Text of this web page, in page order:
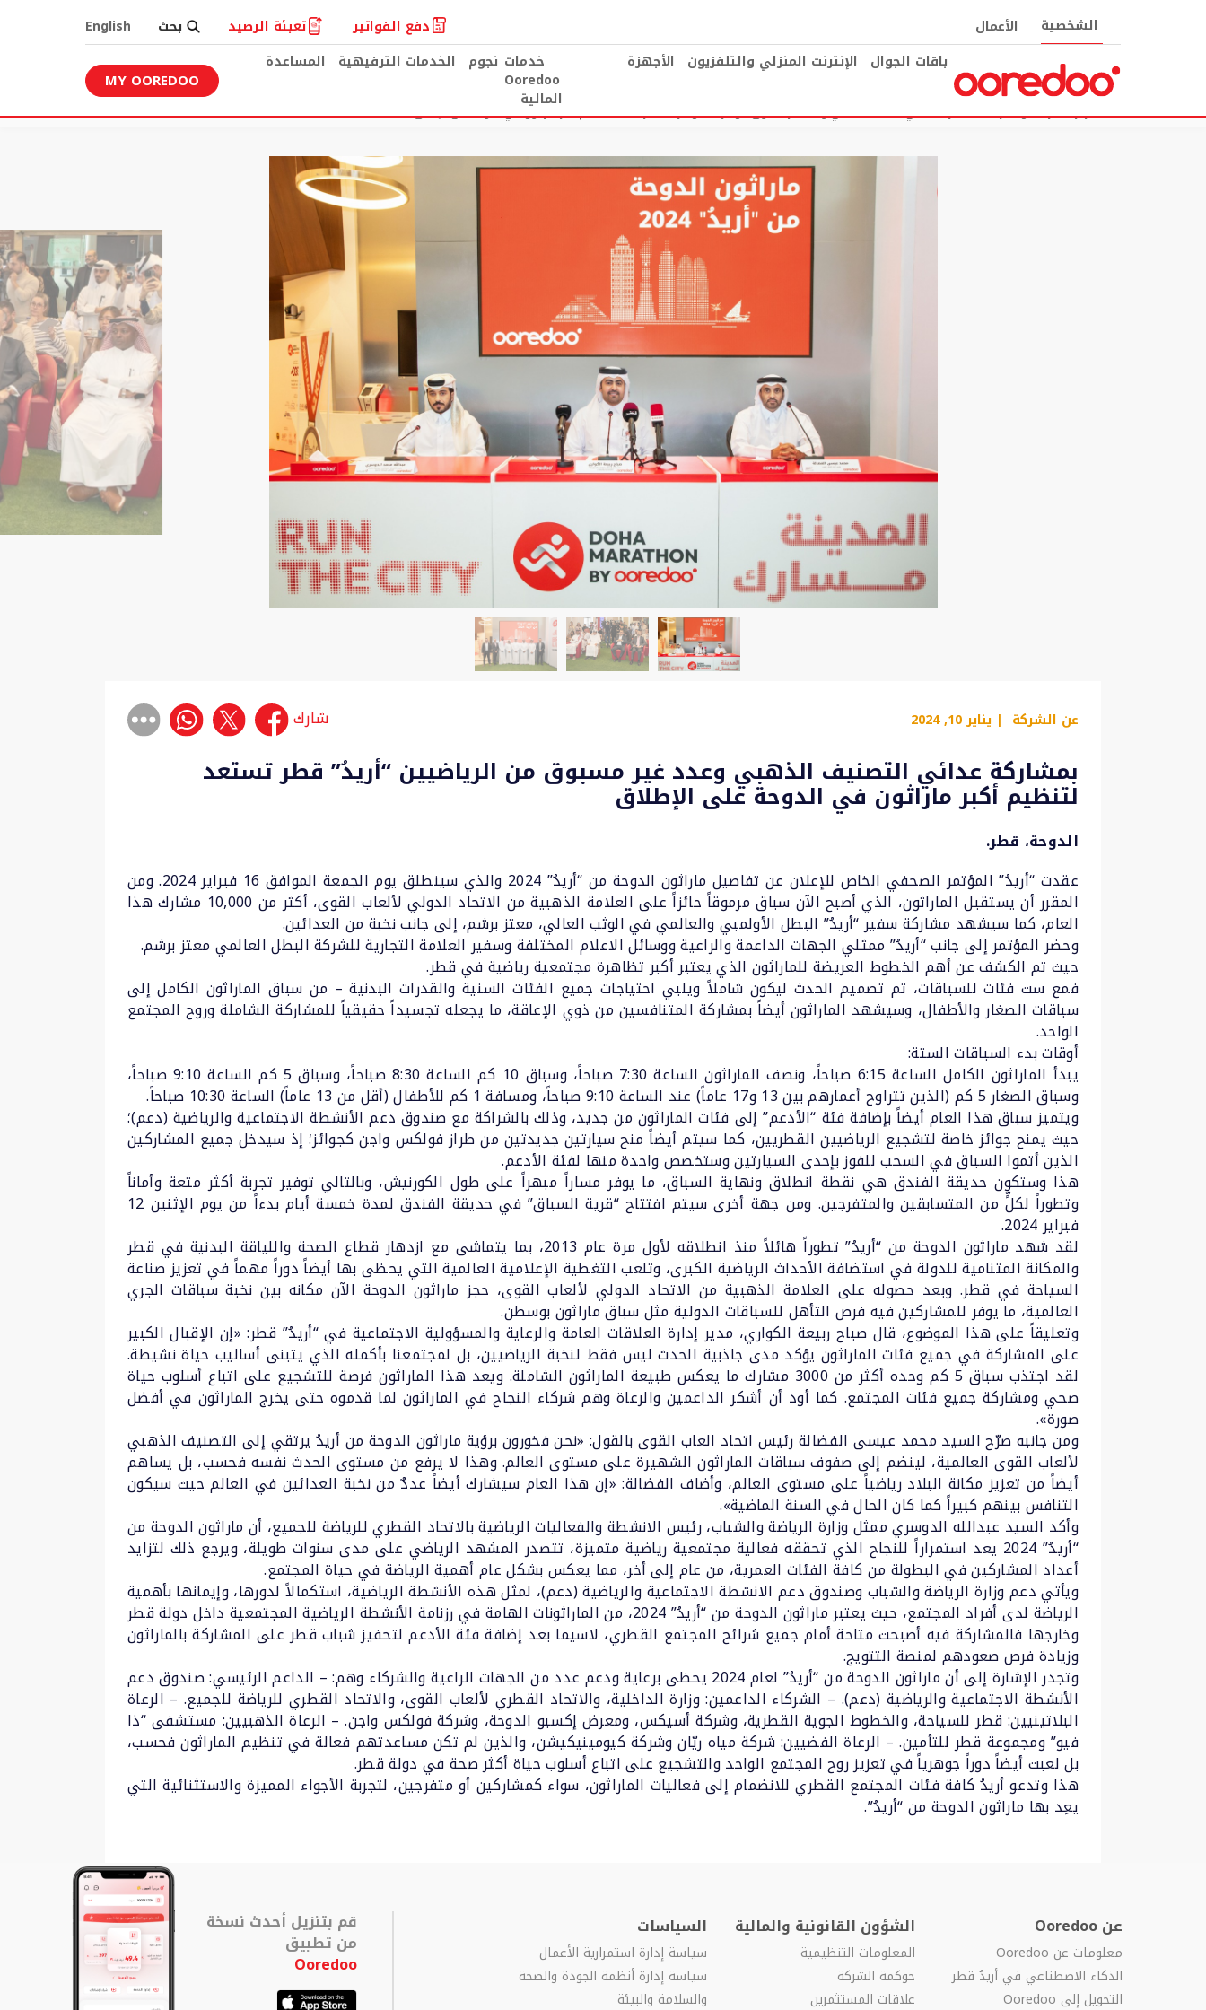
الشخصية الأعمال دفع الفواتير تعبئة الرصيد بحث
English
باقات الجوال
الإنترنت المنزلي والتلفزيون الأجهزة خدمات
Ooredoo
المالية
نجوم الخدمات الترفيهية المساعدة
MY OOREDOO
مركز الأخبار عن الشركة بمشاركة عدائي التصنيف الذهبي وعدد غير مسبوق من الرياضيين “أريدُ” قطر تستعد لتنظيم أكبر ماراثون في الدوحة على الإطلاق
عن الشركة | يناير 10, 2024 شارك
بمشاركة عدائي التصنيف الذهبي وعدد غير مسبوق من الرياضيين “أريدُ” قطر تستعد
لتنظيم أكبر ماراثون في الدوحة على الإطلاق
الدوحة، قطر.
عقدت “أريدُ” المؤتمر الصحفي الخاص للإعلان عن تفاصيل ماراثون الدوحة من “أريدُ” 2024 والذي سينطلق يوم الجمعة الموافق 16 فبراير 2024. ومن
المقرر أن يستقبل الماراثون، الذي أصبح الآن سباق مرموقاً حائزاً على العلامة الذهبية من الاتحاد الدولي لألعاب القوى، أكثر من 10,000 مشارك هذا
العام، كما سيشهد مشاركة سفير “أريدُ” البطل الأولمبي والعالمي في الوثب العالي، معتز برشم، إلى جانب نخبة من العدائين.
وحضر المؤتمر إلى جانب “أريدُ” ممثلي الجهات الداعمة والراعية ووسائل الاعلام المختلفة وسفير العلامة التجارية للشركة البطل العالمي معتز برشم.
حيث تم الكشف عن أهم الخطوط العريضة للماراثون الذي يعتبر أكبر تظاهرة مجتمعية رياضية في قطر.
فمع ست فئات للسباقات، تم تصميم الحدث ليكون شاملاً ويلبي احتياجات جميع الفئات السنية والقدرات البدنية – من سباق الماراثون الكامل إلى
سباقات الصغار والأطفال، وسيشهد الماراثون أيضاً بمشاركة المتنافسين من ذوي الإعاقة، ما يجعله تجسيداً حقيقياً للمشاركة الشاملة وروح المجتمع
الواحد.
أوقات بدء السباقات الستة:
يبدأ الماراثون الكامل الساعة 6:15 صباحاً، ونصف الماراثون الساعة 7:30 صباحاً، وسباق 10 كم الساعة 8:30 صباحاً، وسباق 5 كم الساعة 9:10 صباحاً،
وسباق الصغار 5 كم (الذين تتراوح أعمارهم بين 13 و17 عاماً) عند الساعة 9:10 صباحاً، ومسافة 1 كم للأطفال (أقل من 13 عاماً) الساعة 10:30 صباحاً.
ويتميز سباق هذا العام أيضاً بإضافة فئة “الأدعم” إلى فئات الماراثون من جديد، وذلك بالشراكة مع صندوق دعم الأنشطة الاجتماعية والرياضية (دعم)؛
حيث يمنح جوائز خاصة لتشجيع الرياضيين القطريين، كما سيتم أيضاً منح سيارتين جديدتين من طراز فولكس واجن كجوائز؛ إذ سيدخل جميع المشاركين
الذين أتموا السباق في السحب للفوز بإحدى السيارتين وستخصص واحدة منها لفئة الأدعم.
هذا وستكون حديقة الفندق هي نقطة انطلاق ونهاية السباق، ما يوفر مساراً مبهراً على طول الكورنيش، وبالتالي توفير تجربة أكثر متعة وأماناً
وتطوراً لكلٍّ من المتسابقين والمتفرجين. ومن جهة أخرى سيتم افتتاح “قرية السباق” في حديقة الفندق لمدة خمسة أيام بدءاً من يوم الإثنين 12
فبراير 2024.
لقد شهد ماراثون الدوحة من “أريدُ” تطوراً هائلاً منذ انطلاقه لأول مرة عام 2013، بما يتماشى مع ازدهار قطاع الصحة واللياقة البدنية في قطر
والمكانة المتنامية للدولة في استضافة الأحداث الرياضية الكبرى، وتلعب التغطية الإعلامية العالمية التي يحظى بها أيضاً دوراً مهماً في تعزيز صناعة
السياحة في قطر. وبعد حصوله على العلامة الذهبية من الاتحاد الدولي لألعاب القوى، حجز ماراثون الدوحة الآن مكانه بين نخبة سباقات الجري
العالمية، ما يوفر للمشاركين فيه فرص التأهل للسباقات الدولية مثل سباق ماراثون بوسطن.
وتعليقاً على هذا الموضوع، قال صباح ربيعة الكواري، مدير إدارة العلاقات العامة والرعاية والمسؤولية الاجتماعية في “أريدُ” قطر: «إن الإقبال الكبير
على المشاركة في جميع فئات الماراثون يؤكد مدى جاذبية الحدث ليس فقط لنخبة الرياضيين، بل لمجتمعنا بأكمله الذي يتبنى أساليب حياة نشيطة.
لقد اجتذب سباق 5 كم وحده أكثر من 3000 مشارك ما يعكس طبيعة الماراثون الشاملة. ويعد هذا الماراثون فرصة للتشجيع على اتباع أسلوب حياة
صحي ومشاركة جميع فئات المجتمع. كما أود أن أشكر الداعمين والرعاة وهم شركاء النجاح في الماراثون لما قدموه حتى يخرج الماراثون في أفضل
صورة».
ومن جانبه صرّح السيد محمد عيسى الفضالة رئيس اتحاد العاب القوى بالقول: «نحن فخورون برؤية ماراثون الدوحة من أريدُ يرتقي إلى التصنيف الذهبي
لألعاب القوى العالمية، لينضم إلى صفوف سباقات الماراثون الشهيرة على مستوى العالم. وهذا لا يرفع من مستوى الحدث نفسه فحسب، بل يساهم
أيضاً من تعزيز مكانة البلاد رياضياً على مستوى العالم، وأضاف الفضالة: «إن هذا العام سيشارك أيضاً عددٌ من نخبة العدائين في العالم حيث سيكون
التنافس بينهم كبيراً كما كان الحال في السنة الماضية».
وأكد السيد عبدالله الدوسري ممثل وزارة الرياضة والشباب، رئيس الانشطة والفعاليات الرياضية بالاتحاد القطري للرياضة للجميع، أن ماراثون الدوحة من
“أريدُ” 2024 يعد استمراراً للنجاح الذي تحققه فعالية مجتمعية رياضية متميزة، تتصدر المشهد الرياضي على مدى سنوات طويلة، ويرجع ذلك لتزايد
أعداد المشاركين في البطولة من كافة الفئات العمرية، من عام إلى أخر، مما يعكس بشكل عام أهمية الرياضة في حياة المجتمع.
ويأتي دعم وزارة الرياضة والشباب وصندوق دعم الانشطة الاجتماعية والرياضية (دعم)، لمثل هذه الأنشطة الرياضية، استكمالاً لدورها، وإيمانها بأهمية
الرياضة لدى أفراد المجتمع، حيث يعتبر ماراثون الدوحة من “أريدُ” 2024، من الماراثونات الهامة في رزنامة الأنشطة الرياضية المجتمعية داخل دولة قطر
وخارجها فالمشاركة فيه أصبحت متاحة أمام جميع شرائح المجتمع القطري، لاسيما بعد إضافة فئة الأدعم لتحفيز شباب قطر على المشاركة بالماراثون
وزيادة فرص صعودهم لمنصة التتويج.
وتجدر الإشارة إلى أن ماراثون الدوحة من “أريدُ” لعام 2024 يحظى برعاية ودعم عدد من الجهات الراعية والشركاء وهم: – الداعم الرئيسي: صندوق دعم
الأنشطة الاجتماعية والرياضية (دعم). – الشركاء الداعمين: وزارة الداخلية، والاتحاد القطري لألعاب القوى، والاتحاد القطري للرياضة للجميع. – الرعاة
البلاتينيين: قطر للسياحة، والخطوط الجوية القطرية، وشركة أسيكس، ومعرض إكسبو الدوحة، وشركة فولكس واجن. – الرعاة الذهبيين: مستشفى “ذا
فيو” ومجموعة قطر للتأمين. – الرعاة الفضيين: شركة مياه ريّان وشركة كيومينيكيشن، والذين لم تكن مساعدتهم فعالة في تنظيم الماراثون فحسب،
بل لعبت أيضاً دوراً جوهرياً في تعزيز روح المجتمع الواحد والتشجيع على اتباع أسلوب حياة أكثر صحة في دولة قطر.
هذا وتدعو أريدُ كافة فئات المجتمع القطري للانضمام إلى فعاليات الماراثون، سواء كمشاركين أو متفرجين، لتجربة الأجواء المميزة والاستثنائية التي
يعِد بها ماراثون الدوحة من “أريدُ”.
عن Ooredoo
معلومات عن Ooredoo
الذكاء الاصطناعي في أريدُ قطر
التحويل إلى Ooredoo
الشؤون القانونية والمالية
المعلومات التنظيمية
حوكمة الشركة
علاقات المستثمرين
السياسات
سياسة إدارة استمرارية الأعمال
سياسة إدارة أنظمة الجودة والصحة
والسلامة والبيئة
قم بتنزيل أحدث نسخة
من تطبيق
Ooredoo